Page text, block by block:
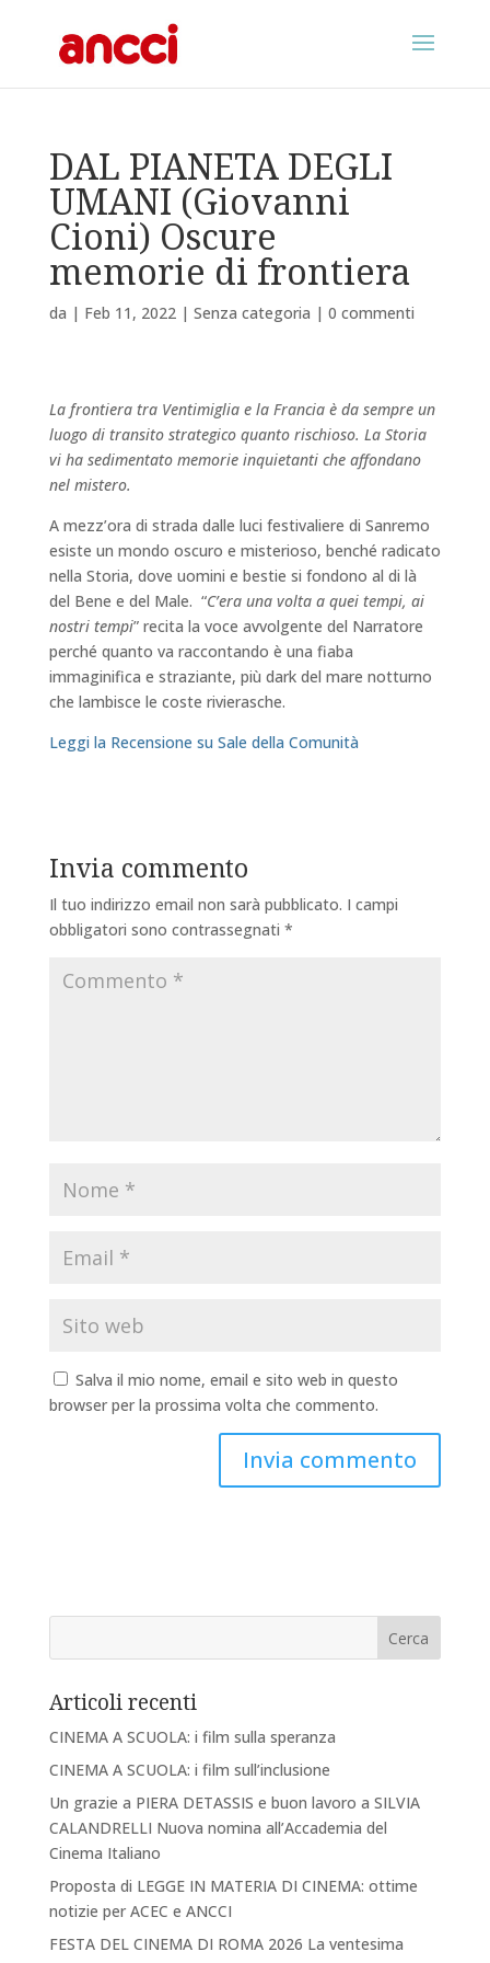
DAL PIANETA DEGLI
UMANI (Giovanni
Cioni) Oscure
memorie di frontiera
da | Feb 11, 2022| Senza categoria | 0 commenti
La frontiera tra Ventimiglia e la Francia è da sempre un
luogo di transito strategico quanto rischioso. La Storia
vi ha sedimentato memorie inquietanti che affondano
nel mistero.
A mezz’ora di strada dalle luci festivaliere di Sanremo
esiste un mondo oscuro e misterioso, benché radicato
nella Storia, dove uomini e bestie si fondono al di là
del Bene e del Male. “C’era una volta a quei tempi, ai
nostri tempi” recita la voce avvolgente del Narratore
perché quanto va raccontando è una fiaba
immaginifica e straziante, più dark del mare notturno
che lambisce le coste rivierasche.
Leggi la Recensione su Sale della Comunità
Invia commento
Il tuo indirizzo email non sarà pubblicato. I campi
obbligatori sono contrassegnati *
Salva il mio nome, email e sito web in questo
browser per la prossima volta che commento.
Articoli recenti
CINEMA A SCUOLA: i film sulla speranza
CINEMA A SCUOLA: i film sull’inclusione
Un grazie a PIERA DETASSIS e buon lavoro a SILVIA
CALANDRELLI Nuova nomina all’Accademia del
Cinema Italiano
Proposta di LEGGE IN MATERIA DI CINEMA: ottime
notizie per ACEC e ANCCI
FESTA DEL CINEMA DI ROMA 2026 La ventesima